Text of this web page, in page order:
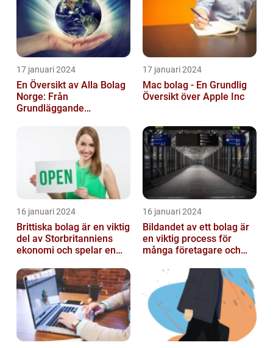
17 januari 2024
En Översikt av Alla Bolag
Norge: Från
Grundläggande
Kvantitativa Mätningar
17 januari 2024
Mac bolag - En Grundlig
Översikt över Apple Inc
16 januari 2024
Brittiska bolag är en viktig
del av Storbritanniens
ekonomi och spelar en
landets...
16 januari 2024
Bildandet av ett bolag är
en viktig process för
många företagare och
starta ...